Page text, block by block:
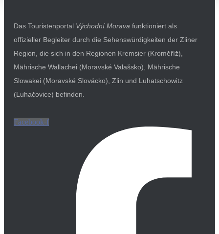
Das Touristenportal Východní Morava funktioniert als
offizieller Begleiter durch die Sehenswürdigkeiten der Zliner
Region, die sich in den Regionen Kremsier (Kroměříž),
Mährische Wallachei (Moravské Valašsko), Mährische
Slowakei (Moravské Slovácko), Zlin und Luhatschowitz
(Luhačovice) befinden.
Facebook-f